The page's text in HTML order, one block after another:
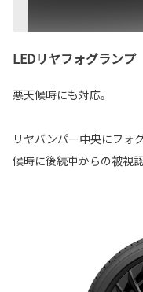
LEDリヤフォグランプ
悪天候時にも対応。
リヤバンパー中央にフォ
候時に後続車からの被視